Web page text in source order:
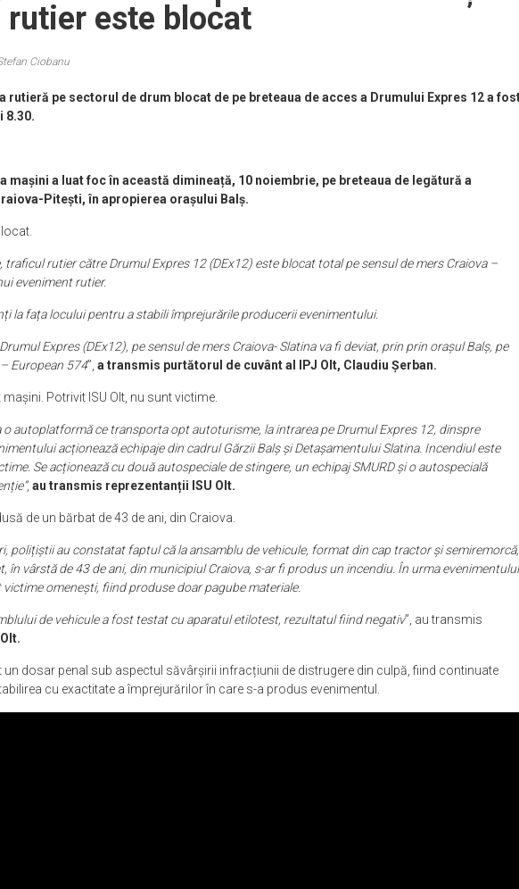
rutier este blocat
Ciobanu
rutieră pe sectorul de drum blocat de pe breteaua de acces a Drumului Expres 12 a fost
mașini a luat foc în această dimineață, 10 noiembrie, pe breteaua de legătură a
Pitești, în apropierea orașului Balș.
traficul rutier către Drumul Expres 12 (DEx12) este blocat total pe sensul de mers Craiova –
eveniment rutier.
la fața locului pentru a stabili împrejurările producerii evenimentului.
Expres (DEx12), pe sensul de mers Craiova- Slatina va fi deviat, prin prin orașul Balș, pe
European 574
”, a transmis purtătorul de cuvânt al IPJ Olt, Claudiu Șerban.
Potrivit ISU Olt, nu sunt victime.
o autoplatformă ce transporta opt autoturisme, la intrarea pe Drumul Expres 12, dinspre
acționează echipaje din cadrul Gărzii Balș și Detașamentului Slatina. Incendiul este
Se acționează cu două autospeciale de stingere, un echipaj SMURD și o autospecială
, au transmis reprezentanții ISU Olt.
de un bărbat de 43 de ani, din Craiova.
polițiștii au constatat faptul că la ansamblu de vehicule, format din cap tractor și semiremorcă,
în vârstă de 43 de ani, din municipiul Craiova, s-ar fi produs un incendiu. În urma evenimentului
victime omenești, fiind produse doar pagube materiale.
de vehicule a fost testat cu aparatul etilotest, rezultatul fiind negativ
”, au transmis
un dosar penal sub aspectul săvârșirii infracțiunii de distrugere din culpă, fiind continuate
cu exactitate a împrejurărilor în care s-a produs evenimentul.